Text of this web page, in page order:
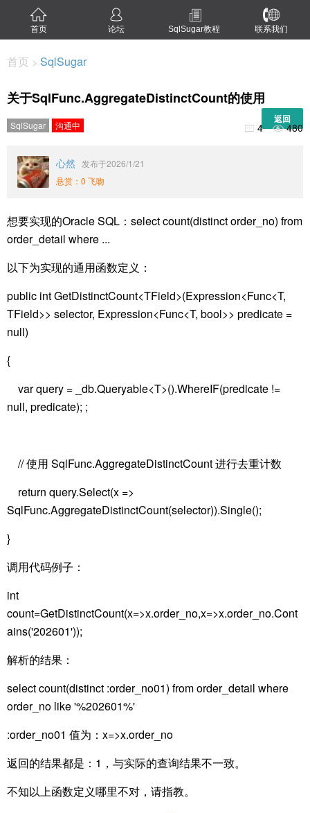
首页 论坛 SqlSugar教程 联系我们
首页 > SqlSugar
关于SqlFunc.AggregateDistinctCount的使用
返回
SqlSugar 沟通中  4 480
心然
发布于2026/1/21
悬赏：0 飞吻
想要实现的Oracle SQL：select count(distinct order_no) from
order_detail where ...
以下为实现的通用函数定义：
public int GetDistinctCount<TField>(Expression<Func<T,
TField>> selector, Expression<Func<T, bool>> predicate =
null)
{
var query = _db.Queryable<T>().WhereIF(predicate !=
null, predicate); ;
// 使用 SqlFunc.AggregateDistinctCount 进行去重计数
return query.Select(x =>
SqlFunc.AggregateDistinctCount(selector)).Single();
}
调用代码例子：
int
count=GetDistinctCount(x=>x.order_no,x=>x.order_no.Cont
ains('202601'));
解析的结果：
select count(distinct :order_no01) from order_detail where
order_no like '%202601%'
:order_no01 值为：x=>x.order_no
返回的结果都是：1，与实际的查询结果不一致。
不知以上函数定义哪里不对，请指教。